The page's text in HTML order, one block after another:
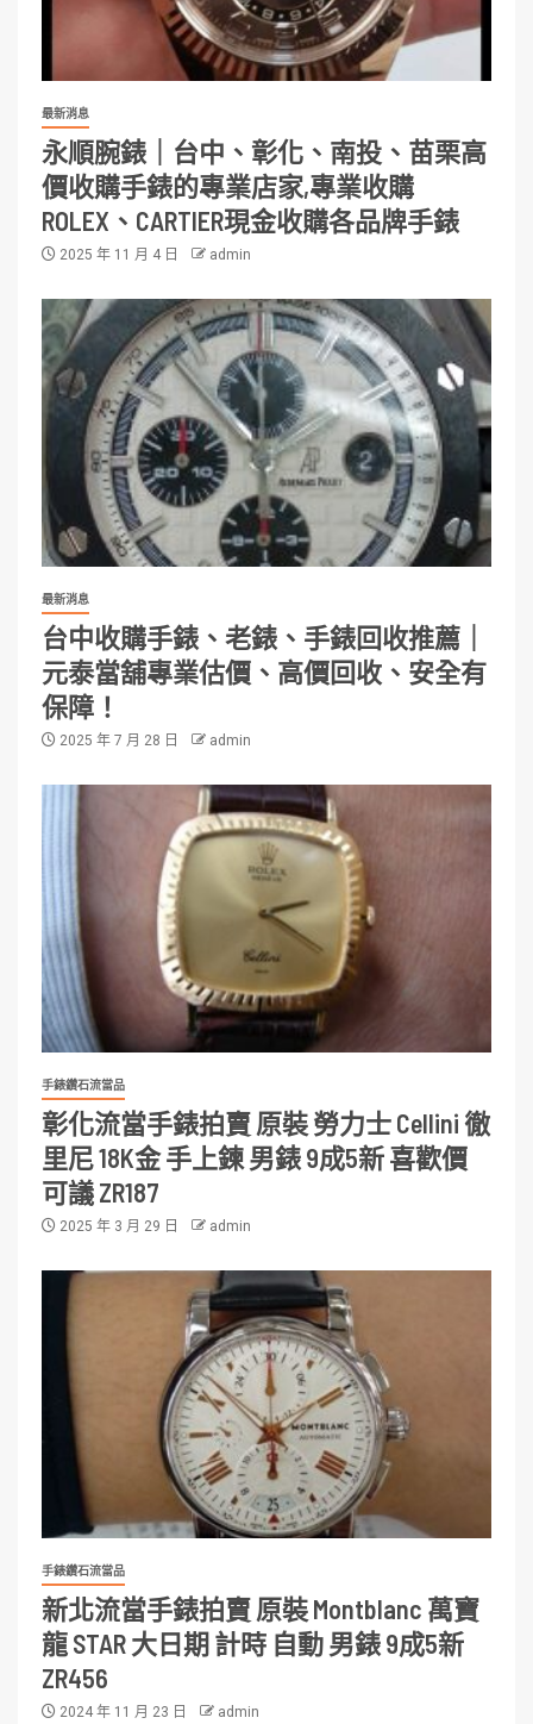
最新消息
永順腕錶｜台中、彰化、南投、苗栗高
價收購手錶的專業店家,專業收購
ROLEX、CARTIER現金收購各品牌手錶
2025 年 11 月 4 日 admin
最新消息
台中收購手錶、老錶、手錶回收推薦｜
元泰當舖專業估價、高價回收、安全有
保障！
2025 年 7 月 28 日 admin
手錶鑽石流當品
彰化流當手錶拍賣 原裝 勞力士 Cellini 徹
里尼 18K金 手上鍊 男錶 9成5新 喜歡價
可議 ZR187
2025 年 3 月 29 日 admin
手錶鑽石流當品
新北流當手錶拍賣 原裝 Montblanc 萬寶
龍 STAR 大日期 計時 自動 男錶 9成5新
ZR456
2024 年 11 月 23 日 admin